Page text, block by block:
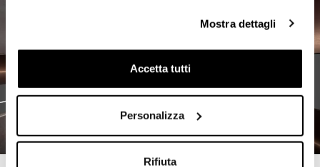
Mostra dettagli
Accetta tutti
Personalizza
Rifiuta